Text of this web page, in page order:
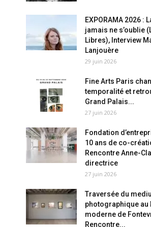
EXPORAMA 2026 :
jamais ne s’oublie
Libres), Interview
Lanjouère
29 juin 2026
Fine Arts Paris
temporalité et
Grand Palais...
27 juin 2026
Fondation
10 ans de co-
Rencontre Anne-
directrice
27 juin 2026
Traversée du
photographique au
moderne de
Rencontre...